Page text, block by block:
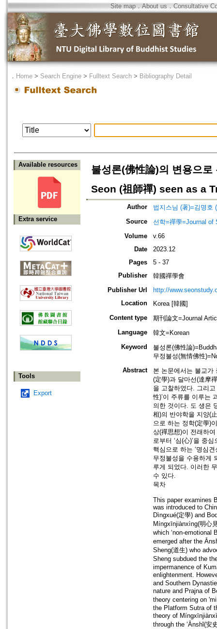
Site map．About us ． Consultative
． Home > Search Engine > Fulltext Search > Bibliography Detail
Available resources
Extra service
Tools
Export
불성론(佛性論)의 변용으
Seon (祖師禪) seen as a
Author
법지스님 (著)=김명호
Source
선학=禪學=Journal of
Volume
v.66
Date
2023.12
Pages
5 - 37
Publisher
韓國禪學會
Publisher Url
http://
Location
Korea [韓國]
Content type
期刊論文=Journal
Language
韓文=Korean
Keyword
불성론(佛性論
무정불성(無情佛性
Abstract
본 논문에서는 불교가
(定學)과 달마선(達摩
을 고찰하였다. 그리
性)’이 주류를 이루는
의한 것이다. 도 생은
相)의 반야학을 지양(
으로 하는 정학(定學)
상(禪思想)이 전래하
로부터 ‘심(心)’을 중
핵심으로 하는 ‘명심
무정불성을 수용하게
루게 되었다. 이러한
수 있다.
목차
This paper examines
was introduced to
Dìngxué(定學) and
Míngxīnjiànxìng(明心
which ‘non-emotional
emerged after the
Sheng(道生) who
Sheng subdued the
impermanence of
enlightenment.
and Southern
nature and Prajna of
theory centering on
the Platform Sutra of
theory of
through the ‘Ānshǐ(安